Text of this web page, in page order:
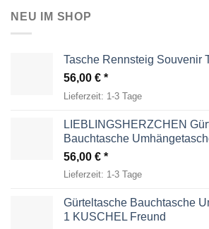
NEU IM SHOP
Tasche Rennsteig Souvenir
56,00 €
Lieferzeit: 1-3 Tage
LIEBLINGSHERZCHEN
Bauchtasche
56,00 €
Lieferzeit: 1-3 Tage
Gürteltasche Bauchtasche
1 KUSCHEL Freund